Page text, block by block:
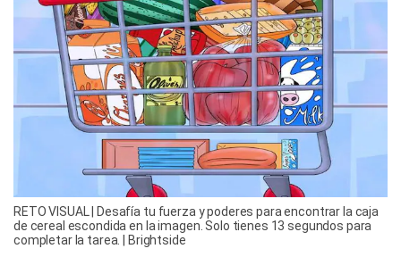
RETO VISUAL | Desafía tu fuerza y ​​poderes para encontrar la caja
de cereal escondida en la imagen. Solo tienes 13 segundos para
completar la tarea. | Brightside